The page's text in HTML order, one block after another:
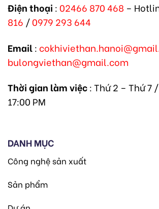
Điện thoại : 02466 870 468 –
816 /0979 293 644
Email:
bulongviethan@gmail.com
Thời gian làm việc: Thứ 2 – Thứ 7
17:00 PM
DANH MỤC
Công nghệ sản xuất
Sản phẩm